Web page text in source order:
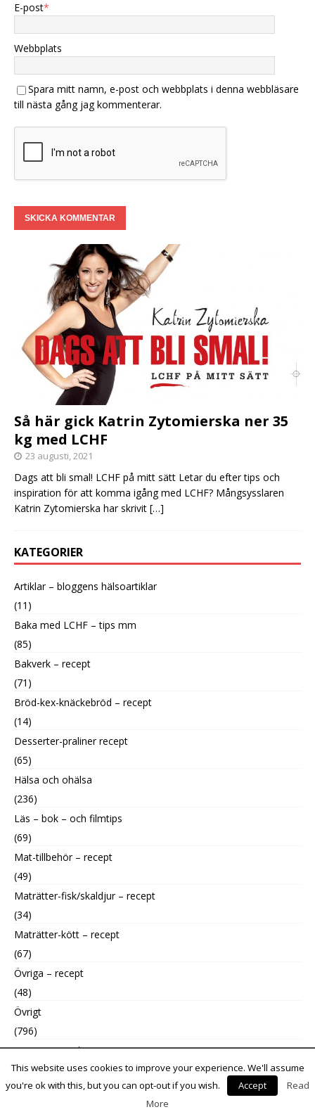
E-post*
Webbplats
Spara mitt namn, e-post och webbplats i denna webbläsare
till nästa gång jag kommenterar.
Så här gick Katrin Zytomierska ner 35
kg med LCHF
23 augusti, 2021
Dags att bli smal! LCHF på mitt sätt Letar du efter tips och
inspiration för att komma igång med LCHF? Mångsysslaren
Katrin Zytomierska har skrivit […]
KATEGORIER
Artiklar – bloggens hälsoartiklar
(11)
Baka med LCHF – tips mm
(85)
Bakverk – recept
(71)
Bröd-kex-knäckebröd – recept
(14)
Desserter-praliner recept
(65)
Hälsa och ohälsa
(236)
Läs – bok – och filmtips
(69)
Mat-tillbehör – recept
(49)
Maträtter-fisk/skaldjur – recept
(34)
Maträtter-kött – recept
(67)
Övriga – recept
(48)
Övrigt
(796)
Uncategorized
(9)
This website uses cookies to improve your experience. We'll assume
you're ok with this, but you can opt-out if you wish.
Accept
Read
More